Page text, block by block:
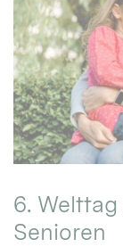
6.
Senioren